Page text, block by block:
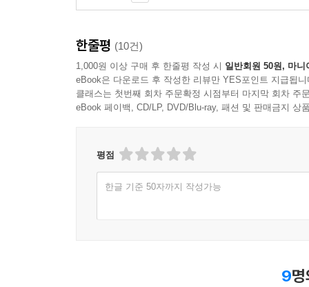
한줄평 (10건)
1,000원 이상 구매 후 한줄평 작성 시 일반회원 50원, 마니
eBook은 다운로드 후 작성한 리뷰만 YES포인트 지급됩니
클래스는 첫번째 회차 주문확정 시점부터 마지막 회차 주
eBook 페이백, CD/LP, DVD/Blu-ray, 패션 및 판매금지 상
평점
한글 기준 50자까지 작성가능
9